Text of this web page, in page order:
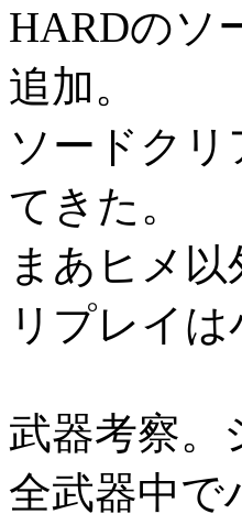
HARDのソ
追加。
ソードク
てきた。
まあヒメ
リプレイ
武器考察。
全武器中で